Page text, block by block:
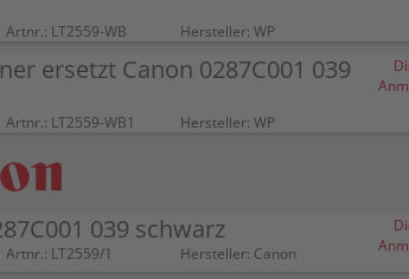
Artnr.: LT2559-WB Hersteller: WP
ersetzt Canon 0287C001 039
Artnr.: LT2559-WB1 Hersteller: WP
039 schwarz
Artnr.: LT2559/1 Hersteller: Canon